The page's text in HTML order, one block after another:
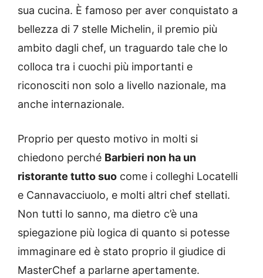
sua cucina. È famoso per aver conquistato a
bellezza di 7 stelle Michelin, il premio più
ambito dagli chef, un traguardo tale che lo
colloca tra i cuochi più importanti e
riconosciti non solo a livello nazionale, ma
anche internazionale.
Proprio per questo motivo in molti si
chiedono perché Barbieri non ha un
ristorante tutto suo come i colleghi Locatelli
e Cannavacciuolo, e molti altri chef stellati.
Non tutti lo sanno, ma dietro c’è una
spiegazione più logica di quanto si potesse
immaginare ed è stato proprio il giudice di
MasterChef a parlarne apertamente.